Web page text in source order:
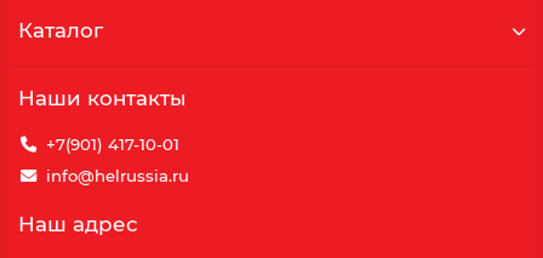
Каталог
Наши контакты
+7(901) 417-10-01
info@helrussia.ru
Наш адрес